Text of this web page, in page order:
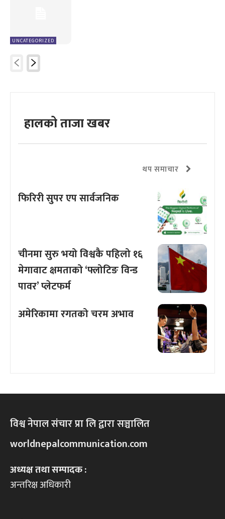
UNCATEGORIZED
हालको ताजा खबर
थप समाचार
फिरिरी सुपर एप सार्वजनिक
चीनमा सुरु भयो विश्वकै पहिलो १६
मेगावाट क्षमताको ‘फ्लोटिङ विन्ड
पावर’ प्लेटफर्म
अमेरिकामा रगतको चरम अभाव
विश्व नेपाल संचार प्रा लि द्वारा सञ्चालित
worldnepalcommunication.com
अध्यक्ष तथा सम्पादक :
अन्तरिक्ष अधिकारी